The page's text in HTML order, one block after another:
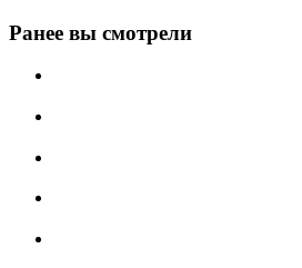
Ранее вы смотрели